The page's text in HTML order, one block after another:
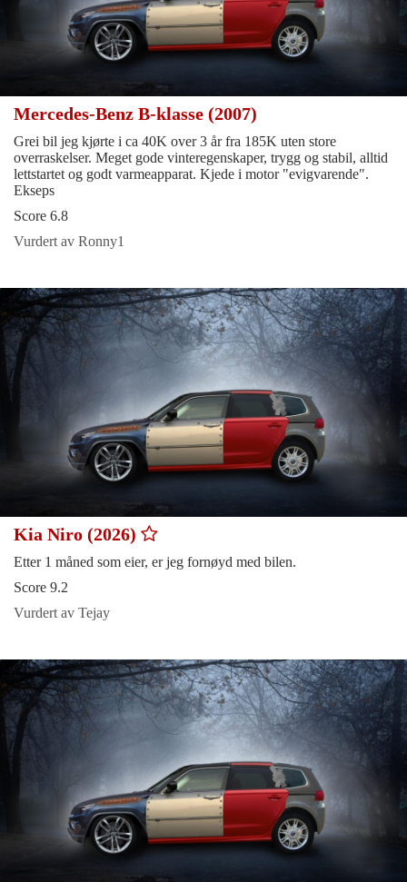
Mercedes-Benz B-klasse (2007)
Grei bil jeg kjørte i ca 40K over 3 år fra 185K uten store
overraskelser. Meget gode vinteregenskaper, trygg og stabil, alltid
lettstartet og godt varmeapparat. Kjede i motor "evigvarende".
Ekseps
Score 6.8
Vurdert av Ronny1
Kia Niro (2026)
Etter 1 måned som eier, er jeg fornøyd med bilen.
Score 9.2
Vurdert av Tejay